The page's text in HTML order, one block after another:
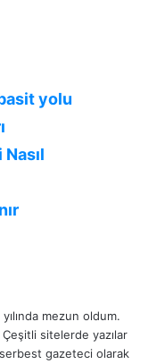
yolu
mezun oldum.
sitelerde yazılar
gazeteci olarak